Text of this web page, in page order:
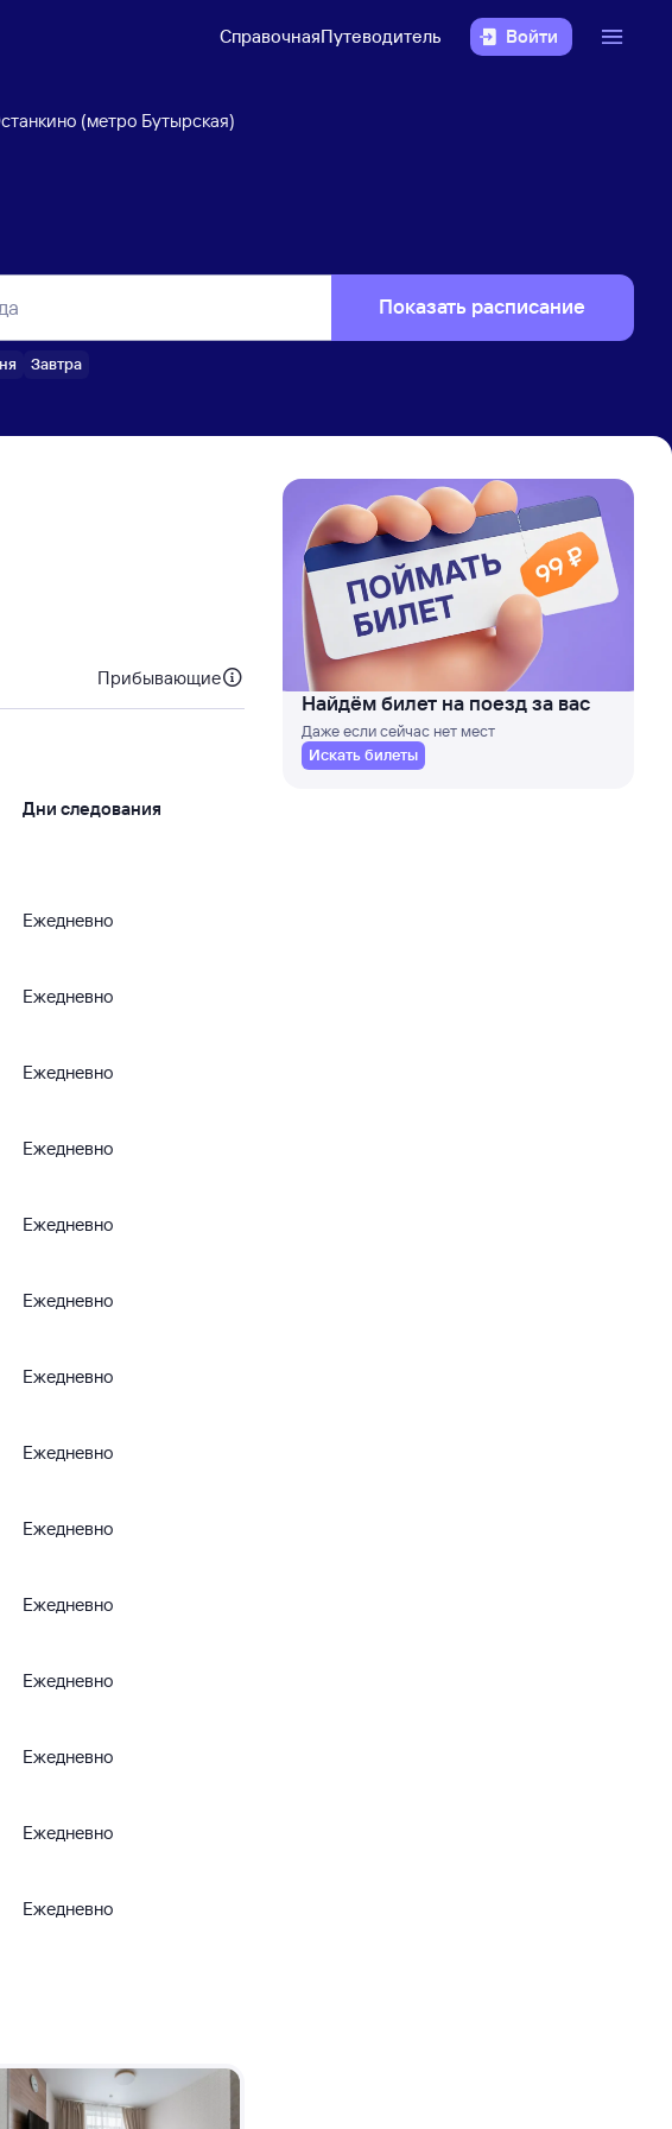
СправочнаяПутеводитель Войти
(метро Бутырская)
Завтра
Показать расписание
Прибывающие
Дни следования
Ежедневно
Ежедневно
Ежедневно
Ежедневно
Ежедневно
Ежедневно
Ежедневно
Ежедневно
Ежедневно
Ежедневно
Ежедневно
Ежедневно
Ежедневно
Ежедневно
Найдём билет на поезд за вас
Даже если сейчас нет мест
Искать билеты